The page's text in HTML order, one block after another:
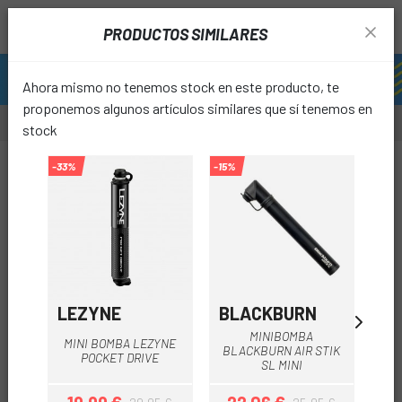
PRODUCTOS SIMILARES
Ahora mismo no tenemos stock en este producto, te
proponemos algunos artículos similares que sí tenemos en
stock
-33%
LEZYNE
MINI BOMBA LEZYNE
POCKET DRIVE
-15%
BLACKBURN
MINIBOMBA
BLACKBURN AIR STIK
SL MINI